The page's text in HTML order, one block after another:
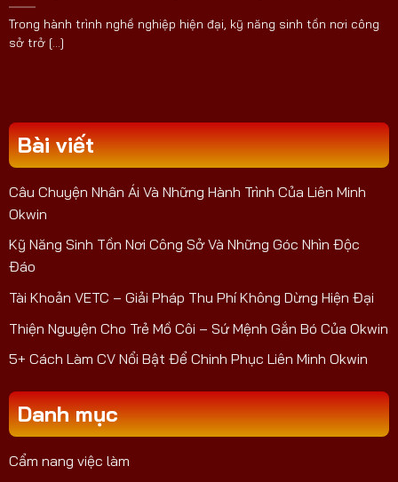
Trong hành trình nghề nghiệp hiện đại, kỹ năng sinh tồn nơi công
sở trở [...]
Bài viết
Câu Chuyện Nhân Ái Và Những Hành Trình Của Liên Minh
Okwin
Kỹ Năng Sinh Tồn Nơi Công Sở Và Những Góc Nhìn Độc
Đáo
Tài Khoản VETC – Giải Pháp Thu Phí Không Dừng Hiện Đại
Thiện Nguyện Cho Trẻ Mồ Côi – Sứ Mệnh Gắn Bó Của Okwin
5+ Cách Làm CV Nổi Bật Để Chinh Phục Liên Minh Okwin
Danh mục
Cẩm nang việc làm